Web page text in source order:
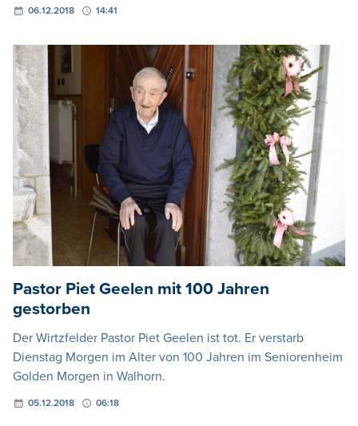
06.12.2018 14:41
Pastor Piet Geelen mit 100 Jahren
gestorben
Der Wirtzfelder Pastor Piet Geelen ist tot. Er verstarb
Dienstag Morgen im Alter von 100 Jahren im Seniorenheim
Golden Morgen in Walhorn.
05.12.2018 06:18